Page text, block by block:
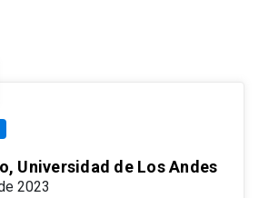
Universidad de Los Andes
2023